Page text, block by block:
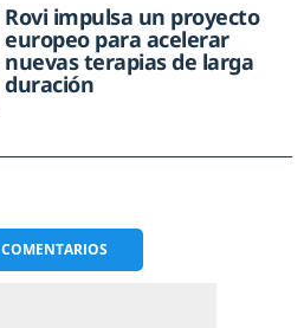
Rovi impulsa un proyecto
europeo para acelerar
nuevas terapias de larga
duración
COMENTARIOS